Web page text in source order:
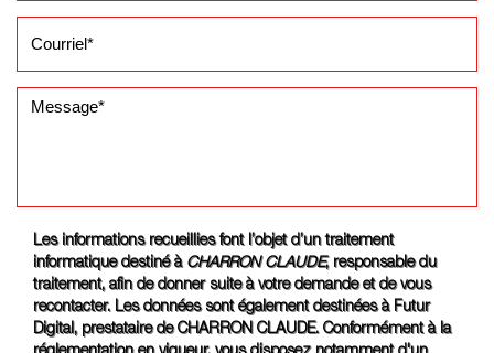
Les informations recueillies font l’objet d’un traitement
informatique destiné à
CHARRON CLAUDE, responsable du
traitement, afin de donner suite à votre demande et de vous
recontacter. Les données sont également destinées à Futur
Digital, prestataire de CHARRON CLAUDE. Conformément à la